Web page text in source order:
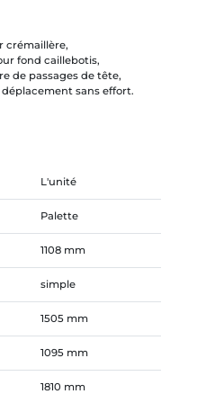
crémaillère,
fond caillebotis,
de passages de tête,
sans effort.
L'unité
Palette
1108 mm
simple
1505 mm
1095 mm
1810 mm